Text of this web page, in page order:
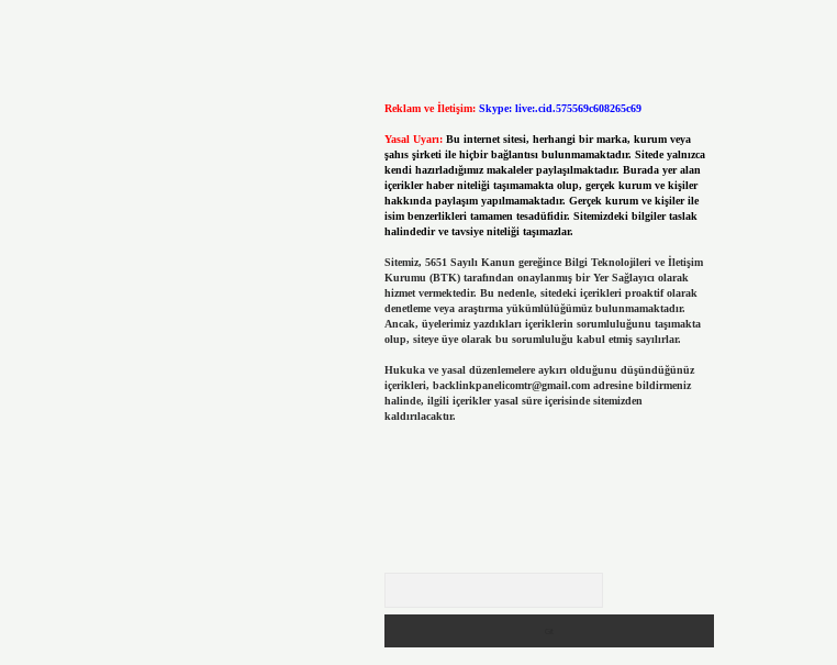
Reklam ve İletişim: Skype: live:.cid.575569c608265c69
Yasal Uyarı: Bu internet sitesi, herhangi bir marka, kurum veya
şahıs şirketi ile hiçbir bağlantısı bulunmamaktadır. Sitede yalnızca
kendi hazırladığımız makaleler paylaşılmaktadır. Burada yer alan
içerikler haber niteliği taşımamakta olup, gerçek kurum ve kişiler
hakkında paylaşım yapılmamaktadır. Gerçek kurum ve kişiler ile
isim benzerlikleri tamamen tesadüfidir. Sitemizdeki bilgiler taslak
halindedir ve tavsiye niteliği taşımazlar.
Sitemiz, 5651 Sayılı Kanun gereğince Bilgi Teknolojileri ve İletişim
Kurumu (BTK) tarafından onaylanmış bir Yer Sağlayıcı olarak
hizmet vermektedir. Bu nedenle, sitedeki içerikleri proaktif olarak
denetleme veya araştırma yükümlülüğümüz bulunmamaktadır.
Ancak, üyelerimiz yazdıkları içeriklerin sorumluluğunu taşımakta
olup, siteye üye olarak bu sorumluluğu kabul etmiş sayılırlar.
Hukuka ve yasal düzenlemelere aykırı olduğunu düşündüğünüz
içerikleri, backlinkpanelicomtr@gmail.comadresine bildirmeniz
halinde, ilgili içerikler yasal süre içerisinde sitemizden
kaldırılacaktır.